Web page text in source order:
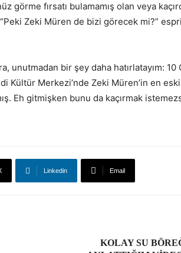
görme fırsatı bulamamış olan veya
Zeki Müren de bizi görecek mi?”
unutmadan bir şey daha hatırlatayım: 10
Kültür Merkezi’nde Zeki Müren’in en
Eh gitmişken bunu da kaçırmak
Linkedin Email
KOLAY SU